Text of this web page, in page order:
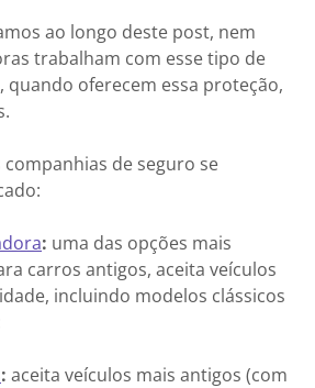
ao longo deste post, nem
trabalham com esse tipo de
quando oferecem essa proteção,
de seguro se
: uma das opções mais
carros antigos, aceita veículos
incluindo modelos clássicos
: aceita veículos mais antigos (com